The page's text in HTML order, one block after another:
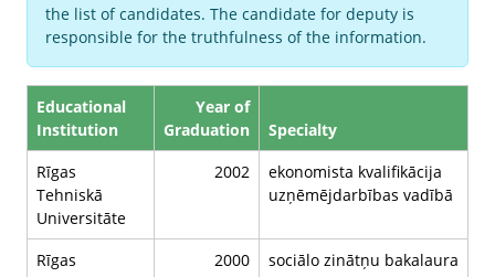
the list of candidates. The candidate for deputy is
responsible for the truthfulness of the information.
Educational
Institution
Year of
Graduation
Specialty
Rīgas
Tehniskā
Universitāte
2002
ekonomista kvalifikācija
uzņēmējdarbības vadībā
Rīgas
2000
sociālo zinātņu bakalaura